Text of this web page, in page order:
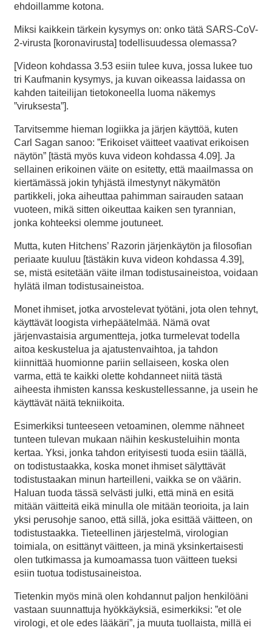
ehdoillamme kotona.
Miksi kaikkein tärkein kysymys on: onko tätä SARS-CoV-
2-virusta [koronavirusta] todellisuudessa olemassa?
[Videon kohdassa 3.53 esiin tulee kuva, jossa lukee tuo
tri Kaufmanin kysymys, ja kuvan oikeassa laidassa on
kahden taiteilijan tietokoneella luoma näkemys
”viruksesta”].
Tarvitsemme hieman logiikka ja järjen käyttöä, kuten
Carl Sagan sanoo: ”Erikoiset väitteet vaativat erikoisen
näytön” [tästä myös kuva videon kohdassa 4.09]. Ja
sellainen erikoinen väite on esitetty, että maailmassa on
kiertämässä jokin tyhjästä ilmestynyt näkymätön
partikkeli, joka aiheuttaa pahimman sairauden sataan
vuoteen, mikä sitten oikeuttaa kaiken sen tyrannian,
jonka kohteeksi olemme joutuneet.
Mutta, kuten Hitchens’ Razorin järjenkäytön ja filosofian
periaate kuuluu [tästäkin kuva videon kohdassa 4.39],
se, mistä esitetään väite ilman todistusaineistoa, voidaan
hylätä ilman todistusaineistoa.
Monet ihmiset, jotka arvostelevat työtäni, jota olen tehnyt,
käyttävät loogista virhepäätelmää. Nämä ovat
järjenvastaisia argumentteja, jotka turmelevat todella
aitoa keskustelua ja ajatustenvaihtoa, ja tahdon
kiinnittää huomionne pariin sellaiseen, koska olen
varma, että te kaikki olette kohdanneet niitä tästä
aiheesta ihmisten kanssa keskustellessanne, ja usein he
käyttävät näitä tekniikoita.
Esimerkiksi tunteeseen vetoaminen, olemme nähneet
tunteen tulevan mukaan näihin keskusteluihin monta
kertaa. Yksi, jonka tahdon erityisesti tuoda esiin täällä,
on todistustaakka, koska monet ihmiset sälyttävät
todistustaakan minun harteilleni, vaikka se on väärin.
Haluan tuoda tässä selvästi julki, että minä en esitä
mitään väitteitä eikä minulla ole mitään teorioita, ja lain
yksi perusohje sanoo, että sillä, joka esittää väitteen, on
todistustaakka. Tieteellinen järjestelmä, virologian
toimiala, on esittänyt väitteen, ja minä yksinkertaisesti
olen tutkimassa ja kumoamassa tuon väitteen tueksi
esiin tuotua todistusaineistoa.
Tietenkin myös minä olen kohdannut paljon henkilöäni
vastaan suunnattuja hyökkäyksiä, esimerkiksi: ”et ole
virologi, et ole edes lääkäri”, ja muuta tuollaista, millä ei